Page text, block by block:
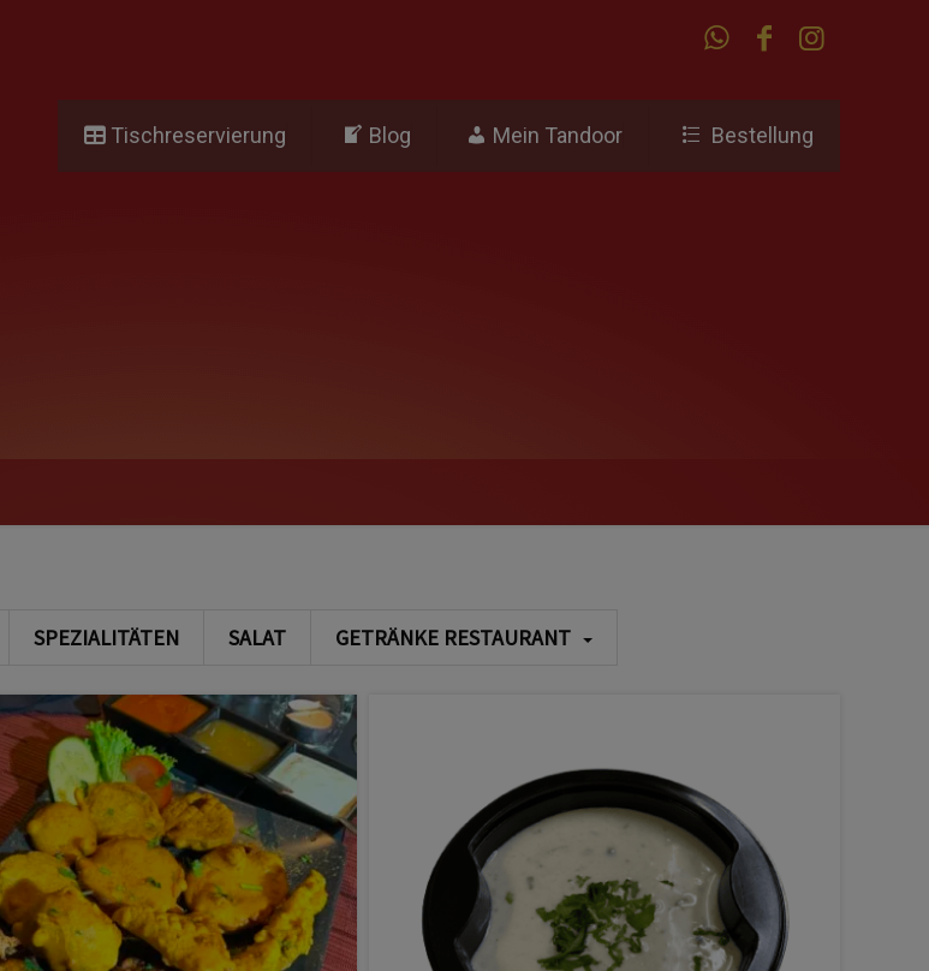
Tischreservierung Blog Mein Tandoor Bestellung
SPEZIALITÄTEN SALAT GETRÄNKE RESTAURANT